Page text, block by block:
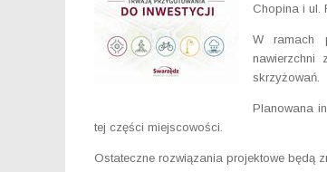
Chopina i ul.
W ramach
nawierzchni
skrzyżowań.
Planowana
tej części miejscowości.
Ostateczne rozwiązania projektowe będą